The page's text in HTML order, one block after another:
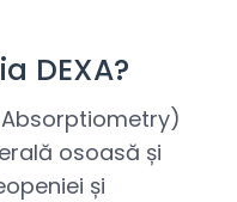
DEXA?
Absorptiometry)
osoasă și
și